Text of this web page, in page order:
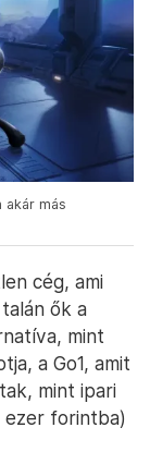
akár más
cég, ami
ők a
mint
a Go1, amit
mint ipari
ezer forintba)